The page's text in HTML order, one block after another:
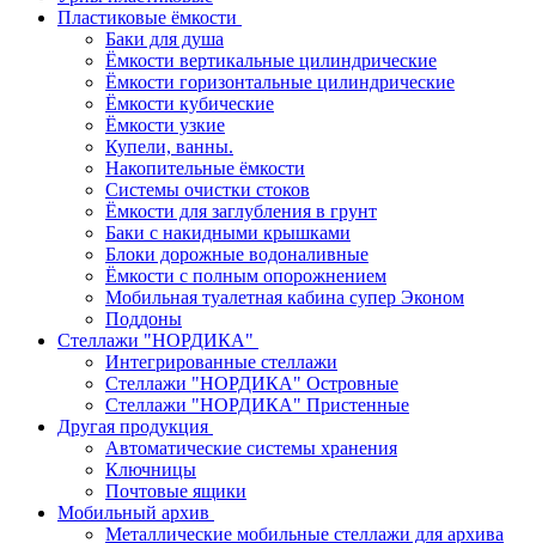
Пластиковые ёмкости
Баки для душа
Ёмкости вертикальные цилиндрические
Ёмкости горизонтальные цилиндрические
Ёмкости кубические
Ёмкости узкие
Купели, ванны.
Накопительные ёмкости
Системы очистки стоков
Ёмкости для заглубления в грунт
Баки с накидными крышками
Блоки дорожные водоналивные
Ёмкости с полным опорожнением
Мобильная туалетная кабина супер Эконом
Поддоны
Стеллажи "НОРДИКА"
Интегрированные стеллажи
Стеллажи "НОРДИКА" Островные
Стеллажи "НОРДИКА" Пристенные
Другая продукция
Автоматические системы хранения
Ключницы
Почтовые ящики
Мобильный архив
Металлические мобильные стеллажи для архива